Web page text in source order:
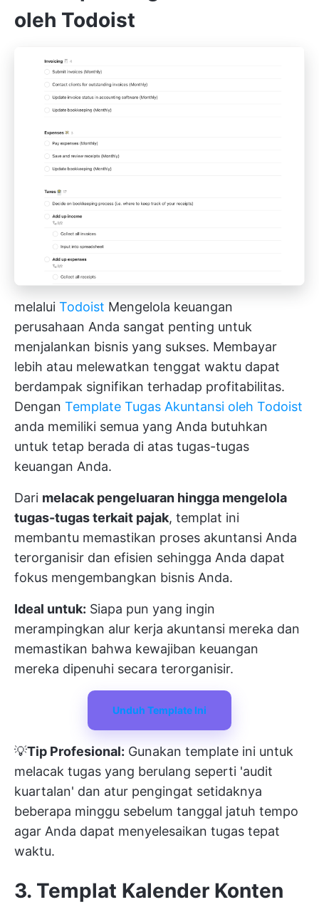
oleh Todoist
melalui Todoist Mengelola keuangan
perusahaan Anda sangat penting untuk
menjalankan bisnis yang sukses. Membayar
lebih atau melewatkan tenggat waktu dapat
berdampak signifikan terhadap profitabilitas.
Dengan Template Tugas Akuntansi oleh Todoist
anda memiliki semua yang Anda butuhkan
untuk tetap berada di atas tugas-tugas
keuangan Anda.
Dari melacak pengeluaran hingga mengelola
tugas-tugas terkait pajak, templat ini
membantu memastikan proses akuntansi Anda
terorganisir dan efisien sehingga Anda dapat
fokus mengembangkan bisnis Anda.
Ideal untuk: Siapa pun yang ingin
merampingkan alur kerja akuntansi mereka dan
memastikan bahwa kewajiban keuangan
mereka dipenuhi secara terorganisir.
Unduh Template Ini
💡Tip Profesional: Gunakan template ini untuk
melacak tugas yang berulang seperti 'audit
kuartalan' dan atur pengingat setidaknya
beberapa minggu sebelum tanggal jatuh tempo
agar Anda dapat menyelesaikan tugas tepat
waktu.
3. Templat Kalender Konten